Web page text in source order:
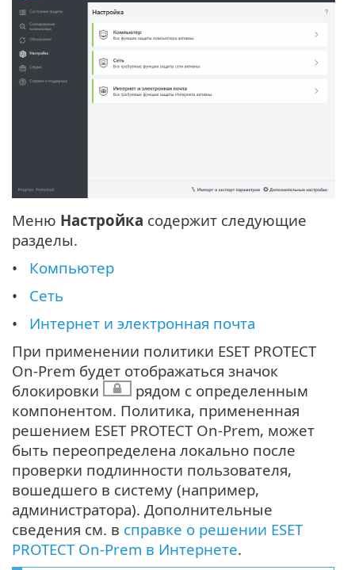
Меню Настройка содержит следующие
разделы.
Компьютер
Сеть
Интернет и электронная почта
При применении политики ESET PROTECT
On-Prem будет отображаться значок
блокировки
рядом с определенным
компонентом. Политика, примененная
решением ESET PROTECT On-Prem, может
быть переопределена локально после
проверки подлинности пользователя,
вошедшего в систему (например,
администратора). Дополнительные
сведения см. в справке о решении ESET
PROTECT On-Prem в Интернете.